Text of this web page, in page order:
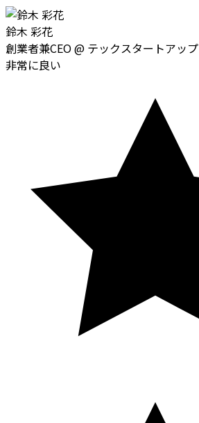
鈴木 彩花
創業者兼CEO@ テックスタートアップ
非常に良い